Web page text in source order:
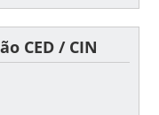
CED / CIN